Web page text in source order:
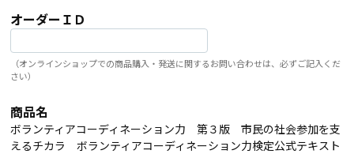
オーダーＩＤ
（オンラインショップでの商品購入・発送に関するお問い合わせは、必ずご記入くだ
さい）
商品名
ボランティアコーディネーション力 第３版 市民の社会参加を支
えるチカラ ボランティアコーディネーション力検定公式テキスト